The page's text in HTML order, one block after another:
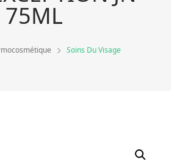
75ML
Soins Du Visage